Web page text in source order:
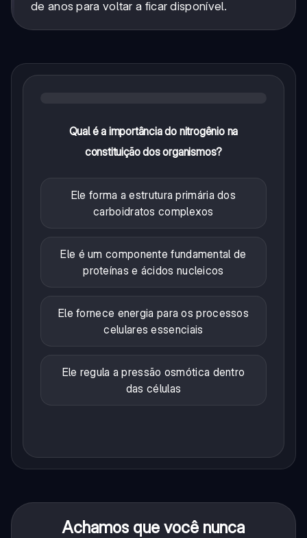
de anos para voltar a ficar disponível.
Qual é a importância do nitrogênio na
constituição dos organismos?
Ele forma a estrutura primária dos
carboidratos complexos
Ele é um componente fundamental de
proteínas e ácidos nucleicos
Ele fornece energia para os processos
celulares essenciais
Ele regula a pressão osmótica dentro
das células
Achamos que você nunca